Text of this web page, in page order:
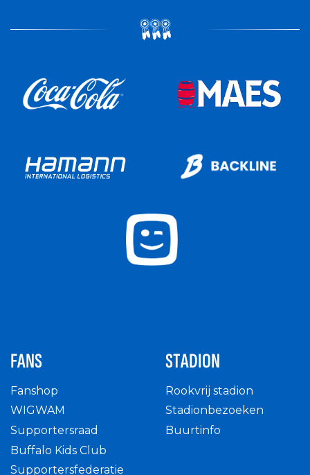
FANS
Fanshop
WIGWAM
Supportersraad
Buffalo Kids Club
Supportersfederatie
STADION
Rookvrij stadion
Stadionbezoeken
Buurtinfo